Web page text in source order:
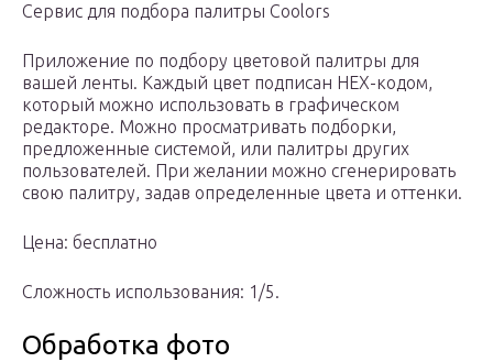
Сервис для подбора палитры Coolors
Приложение по подбору цветовой палитры для
вашей ленты. Каждый цвет подписан HEX-кодом,
который можно использовать в графическом
редакторе. Можно просматривать подборки,
предложенные системой, или палитры других
пользователей. При желании можно сгенерировать
свою палитру, задав определенные цвета и оттенки.
Цена: бесплатно
Сложность использования: 1/5.
Обработка фото